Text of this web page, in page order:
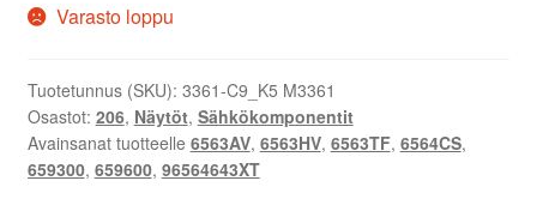
Varasto loppu
Tuotetunnus (SKU): 3361-C9_K5 M3361
Osastot: 206, Näytöt, Sähkökomponentit
Avainsanat tuotteelle 6563AV, 6563HV, 6563TF, 6564CS,
659300, 659600, 96564643XT